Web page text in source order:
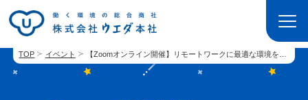
TOP イベント 【Zoomオンライン開催】リモートワークに最適な環境を整えよう！セミナー